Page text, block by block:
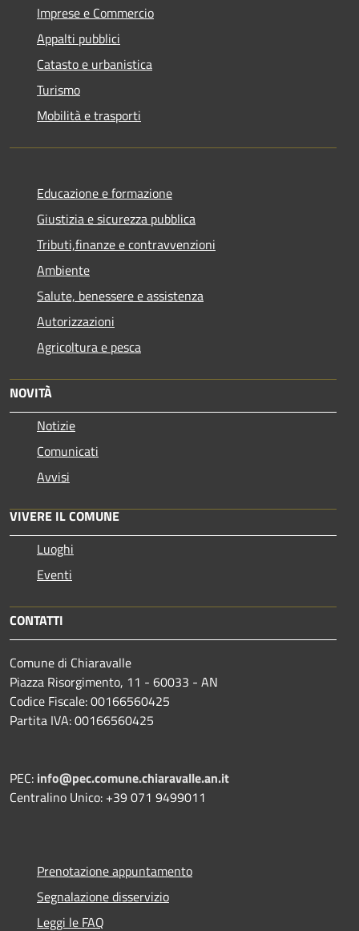
Imprese e Commercio
Appalti pubblici
Catasto e urbanistica
Turismo
Mobilità e trasporti
Educazione e formazione
Giustizia e sicurezza pubblica
Tributi,finanze e contravvenzioni
Ambiente
Salute, benessere e assistenza
Autorizzazioni
Agricoltura e pesca
NOVITÀ
Notizie
Comunicati
Avvisi
VIVERE IL COMUNE
Luoghi
Eventi
CONTATTI
Comune di Chiaravalle
Piazza Risorgimento, 11 - 60033 - AN
Codice Fiscale: 00166560425
Partita IVA: 00166560425
PEC: info@pec.comune.chiaravalle.an.it
Centralino Unico: +39 071 9499011
Prenotazione appuntamento
Segnalazione disservizio
Leggi le FAQ